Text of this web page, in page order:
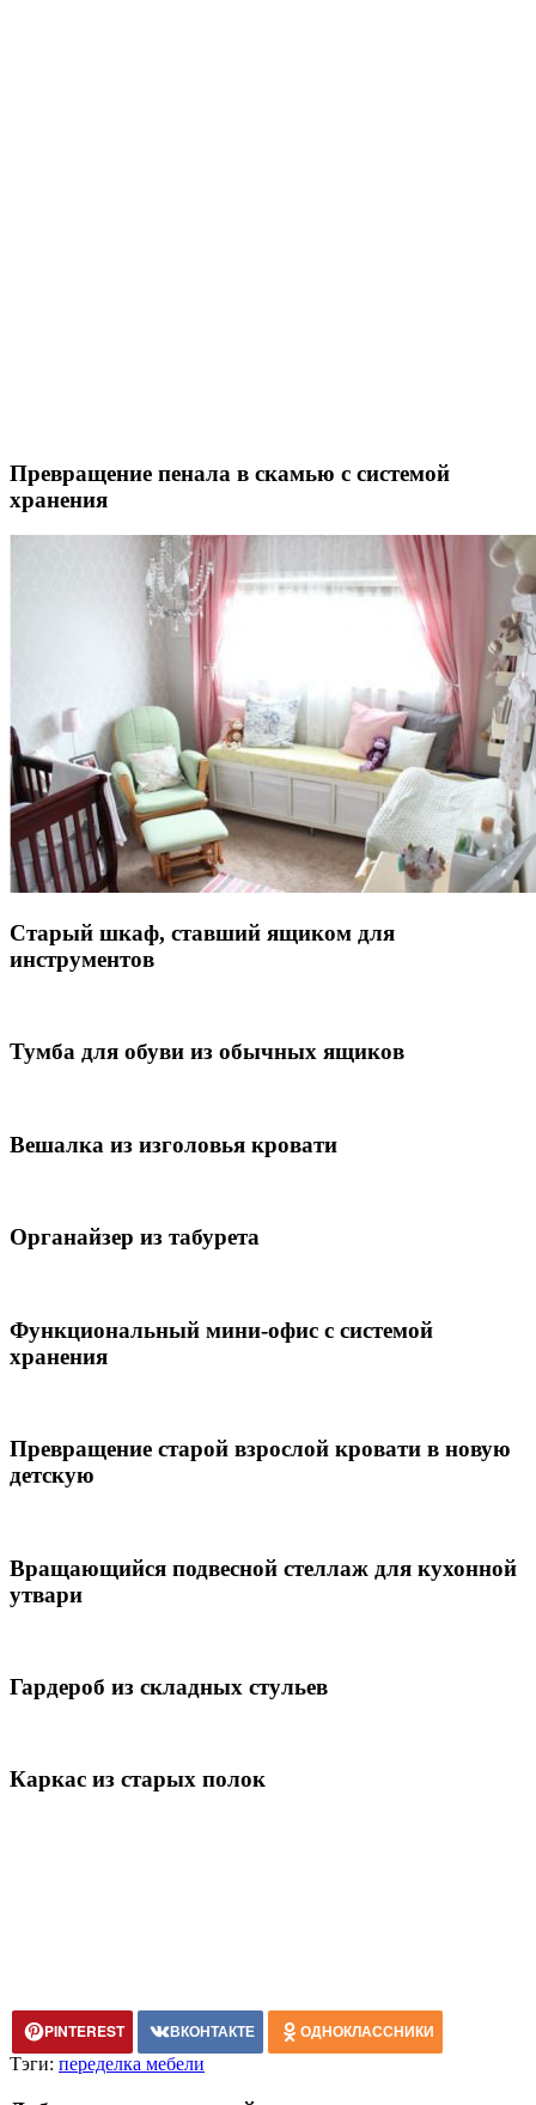
Превращение пенала в скамью с системой
хранения
Старый шкаф, ставший ящиком для
инструментов
Тумба для обуви из обычных ящиков
Вешалка из изголовья кровати
Органайзер из табурета
Функциональный мини-офис с системой
хранения
Превращение старой взрослой кровати в новую
детскую
Вращающийся подвесной стеллаж для кухонной
утвари
Гардероб из складных стульев
Каркас из старых полок
PINTEREST ВКОНТАКТЕ ОДНОКЛАССНИКИ
Тэги: переделка мебели